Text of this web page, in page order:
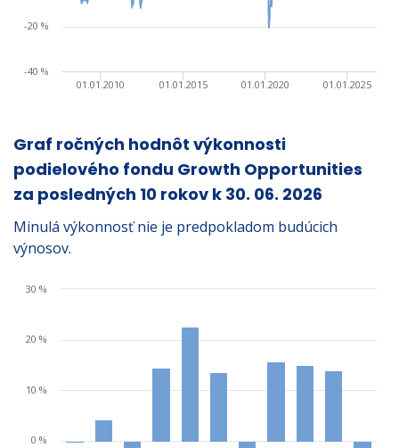
01.01.2010 01.01.2015 01.01.2020 01.01.2025
-40 %
-20 %
Graf ročných hodnôt výkonnosti
podielového fondu Growth Opportunities
za posledných 10 rokov k 30. 06. 2026
Minulá výkonnosť nie je predpokladom budúcich
výnosov.
0 %
10 %
20 %
30 %